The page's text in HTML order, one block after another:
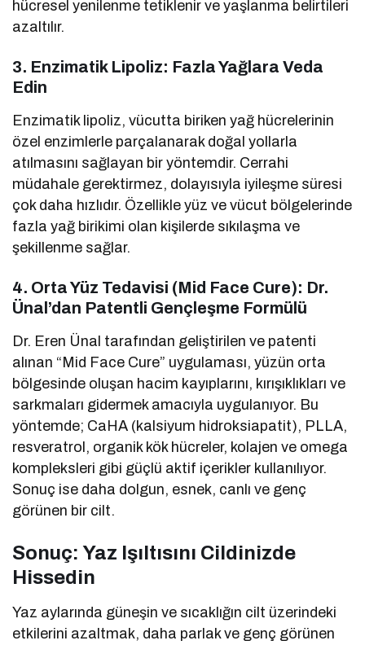
hücresel yenilenme tetiklenir ve yaşlanma belirtileri
azaltılır.
3. Enzimatik Lipoliz: Fazla Yağlara Veda
Edin
Enzimatik lipoliz, vücutta biriken yağ hücrelerinin
özel enzimlerle parçalanarak doğal yollarla
atılmasını sağlayan bir yöntemdir. Cerrahi
müdahale gerektirmez, dolayısıyla iyileşme süresi
çok daha hızlıdır. Özellikle yüz ve vücut bölgelerinde
fazla yağ birikimi olan kişilerde sıkılaşma ve
şekillenme sağlar.
4. Orta Yüz Tedavisi (Mid Face Cure): Dr.
Ünal’dan Patentli Gençleşme Formülü
Dr. Eren Ünal tarafından geliştirilen ve patenti
alınan “Mid Face Cure” uygulaması, yüzün orta
bölgesinde oluşan hacim kayıplarını, kırışıklıkları ve
sarkmaları gidermek amacıyla uygulanıyor. Bu
yöntemde; CaHA (kalsiyum hidroksiapatit), PLLA,
resveratrol, organik kök hücreler, kolajen ve omega
kompleksleri gibi güçlü aktif içerikler kullanılıyor.
Sonuç ise daha dolgun, esnek, canlı ve genç
görünen bir cilt.
Sonuç: Yaz Işıltısını Cildinizde
Hissedin
Yaz aylarında güneşin ve sıcaklığın cilt üzerindeki
etkilerini azaltmak, daha parlak ve genç görünen